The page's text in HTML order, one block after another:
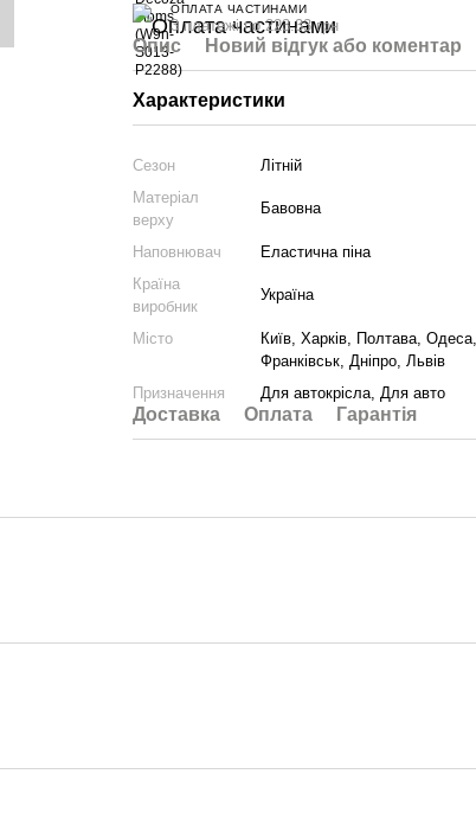
ОПЛАТА ЧАСТИНАМИ
3 платежі по 223.33 грн
Опис Новий відгук або коментар
Характеристики
Сезон
Літній
Матеріал
верху
Бавовна
Наповнювач
Еластична піна
Країна
виробник
Україна
Місто
Київ, Харків, Полтава,
Франківськ, Дніпро, Львів
Призначення
Для автокрісла, Для авто
Доставка Оплата Гарантія